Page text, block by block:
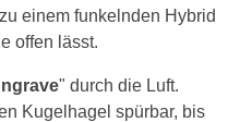
einem funkelnden Hybrid
offen lässt.
" durch die Luft.
Kugelhagel spürbar, bis